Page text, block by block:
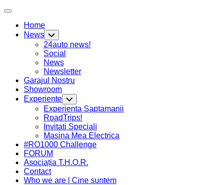
Skip
content
Expand
Home
News Toggle
Child
Menu
24auto news!
Social
News
Newsletter
Garajul Nostru
Showroom
Experiente Toggle
Child
Menu
Experienta Saptamanii
Current
Page
Parent
RoadTrips!
Invitati Speciali
Masina Mea Electrica
#RO1000 Challenge
FORUM
Asociația T.H.O.R.
Contact
Who we are | Cine suntem